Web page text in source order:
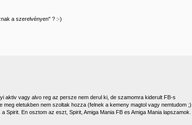
a szerelvényen" ? :-)
aktiv vagy alvo reg az persze nem derul ki, de szamomra kiderult FB-s
eletukben nem szoltak hozza (felnek a kemeny magtol vagy nemtudom ;)
Spirit. En osztom az eszt, Spirit, Amiga Mania FB es Amiga Mania lapszamok.